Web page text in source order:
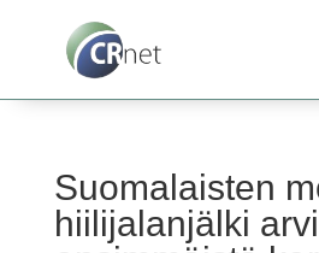
Suomalaisten
hiilijalanjälki